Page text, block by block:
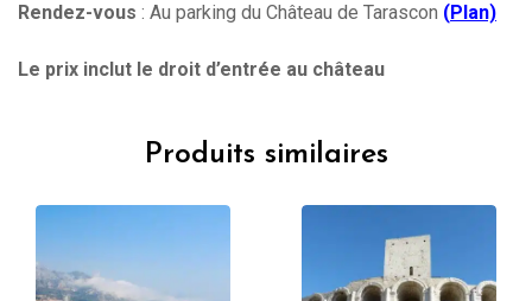
Rendez-vous : Au parking du Château de Tarascon (Plan)
Le prix inclut le droit d’entrée au château
Produits similaires